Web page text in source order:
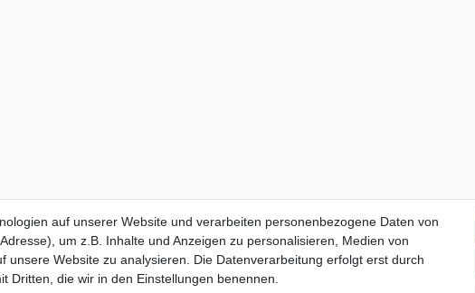
Widerrufs­recht Widerrufs­formular Impressum Daten­schutz­erklärung
© Copyright 2026 | Alle Rechte vorbehalten.
auf unserer Website und verarbeiten personenbezogene Daten von
um z.B. Inhalte und Anzeigen zu personalisieren, Medien von
unsere Website zu analysieren. Die Datenverarbeitung erfolgt erst durch
Dritten, die wir in den Einstellungen benennen.